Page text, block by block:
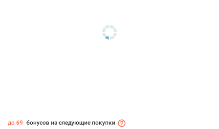
до 69 бонусов на следующие покупки